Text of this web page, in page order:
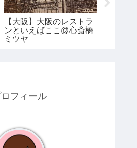
銀座のお寿司といえばこ
こ！@久兵衛
フィール